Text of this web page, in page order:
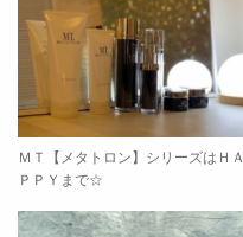
ＭＴ【メタトロン】シリーズはＨＡ
ＰＰＹまで☆